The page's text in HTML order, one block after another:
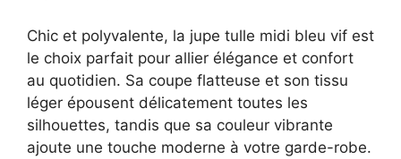
initial
était :
37,70 €.
actuel
est :
33,70 €.
Chic et polyvalente, la jupe tulle midi bleu vif est
le choix parfait pour allier élégance et confort
au quotidien. Sa coupe flatteuse et son tissu
léger épousent délicatement toutes les
silhouettes, tandis que sa couleur vibrante
ajoute une touche moderne à votre garde-robe.